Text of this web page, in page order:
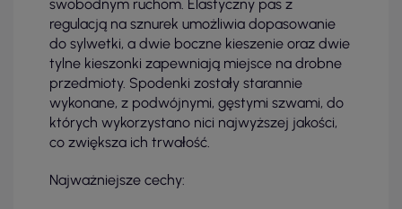
swobodnym ruchom. Elastyczny pas z
regulacją na sznurek umożliwia dopasowanie
do sylwetki, a dwie boczne kieszenie oraz dwie
tylne kieszonki zapewniają miejsce na drobne
przedmioty. Spodenki zostały starannie
wykonane, z podwójnymi, gęstymi szwami, do
których wykorzystano nici najwyższej jakości,
co zwiększa ich trwałość.
Najważniejsze cechy: